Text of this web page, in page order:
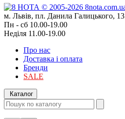
м. Львів, пл. Данила Галицького, 13
Пн - сб 10.00-19.00
Неділя 11.00-19.00
Про нас
Доставка і оплата
Бренди
SALE
Каталог